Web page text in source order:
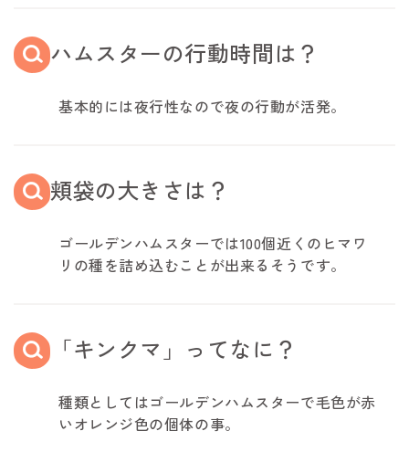
ハムスターの行動時間は？
基本的には夜行性なので夜の行動が活発。
頬袋の大きさは？
ゴールデンハムスターでは100個近くのヒマワ
リの種を詰め込むことが出来るそうです。
「キンクマ」ってなに？
種類としてはゴールデンハムスターで毛色が赤
いオレンジ色の個体の事。